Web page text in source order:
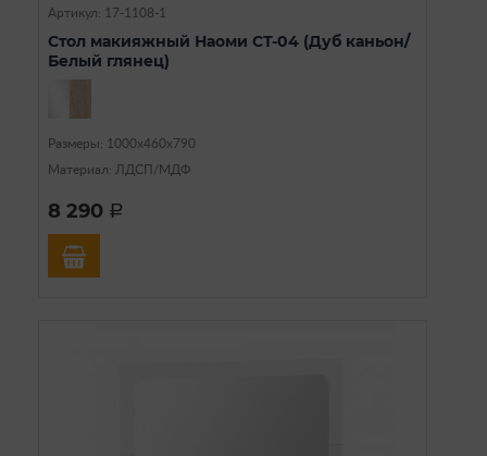
Артикул: 17-1108-1
Стол макияжный Наоми СТ-04 (Дуб каньон/
Белый глянец)
Размеры: 1000х460х790
Материал: ЛДСП/МДФ
8 290 a